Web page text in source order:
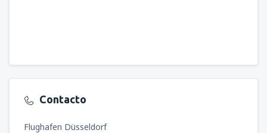
Contacto
Flughafen Düsseldorf